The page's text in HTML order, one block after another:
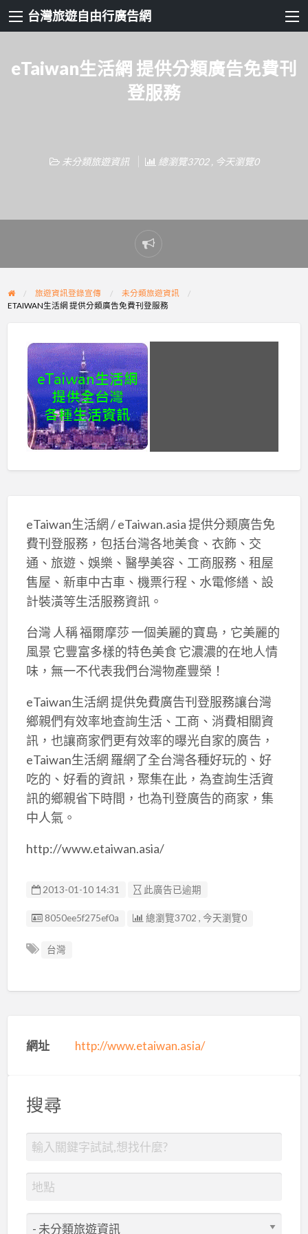
台灣旅遊自由行廣告網
eTaiwan生活網 提供分類廣告免費刊
登服務
未分類旅遊資訊 總瀏覽3702 , 今天瀏覽0
Report
problem
旅遊資訊登錄宣傳
未分類旅遊資訊
ETAIWAN生活網 提供分類廣告免費刊登服務
eTaiwan生活網 / eTaiwan.asia 提供分類廣告免
費刊登服務，包括台灣各地美食、衣飾、交
通、旅遊、娛樂、醫學美容、工商服務、租屋
售屋、新車中古車、機票行程、水電修繕、設
計裝潢等生活服務資訊。
台灣 人稱 福爾摩莎 一個美麗的寶島，它美麗的
風景 它豐富多樣的特色美食 它濃濃的在地人情
味，無一不代表我們台灣物產豐榮！
eTaiwan生活網 提供免費廣告刊登服務讓台灣
鄉親們有效率地查詢生活、工商、消費相關資
訊，也讓商家們更有效率的曝光自家的廣告，
eTaiwan生活網 羅網了全台灣各種好玩的、好
吃的、好看的資訊，聚集在此，為查詢生活資
訊的鄉親省下時間，也為刊登廣告的商家，集
中人氣。
http://www.etaiwan.asia/
2013-01-10 14:31 此廣告已逾期
廣告编號
8050ee5f275ef0a 總瀏覽3702 , 今天瀏覽0
台灣
網址 http://www.etaiwan.asia/
搜尋